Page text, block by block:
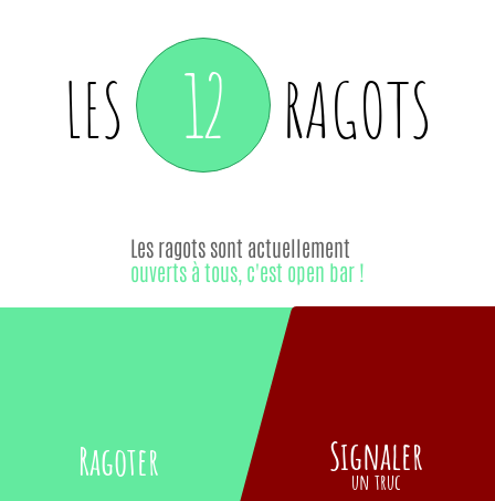
LES 12 RAGOTS
Ragoter
Les ragots sont actuellement
ouverts à tous, c'est open bar !
Signaler
un truc